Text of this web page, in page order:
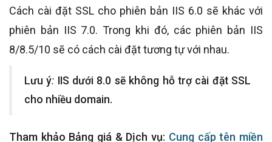
Cách cài đặt SSL cho phiên bản IIS 6.0 sẽ khác với
phiên bản IIS 7.0. Trong khi đó, các phiên bản IIS
8/8.5/10 sẽ có cách cài đặt tương tự với nhau.
Lưu ý:
IIS dưới 8.0 sẽ không hỗ trợ cài đặt SSL
cho nhiều domain.
Tham khảo Bảng giá & Dịch vụ: Cung cấp tên miền